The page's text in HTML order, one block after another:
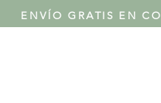
ENVÍO GRATIS EN